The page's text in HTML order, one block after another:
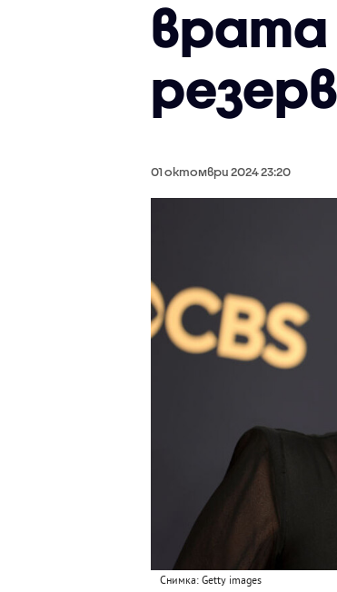
врата
01 октомври 2024 23:20
Снимка: Getty images